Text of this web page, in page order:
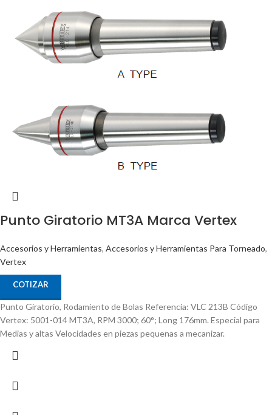
Punto Giratorio MT3A Marca Vertex
Accesorios y Herramientas, Accesorios y Herramientas Para Torneado,
Vertex
COTIZAR
Punto Giratorio, Rodamiento de Bolas Referencia: VLC 213B Código
Vertex: 5001-014 MT3A, RPM 3000; 60°; Long 176mm. Especial para
Medias y altas Velocidades en piezas pequenas a mecanizar.